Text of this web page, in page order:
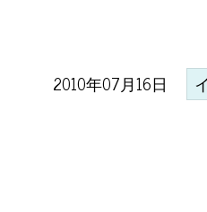
2010年07月16日